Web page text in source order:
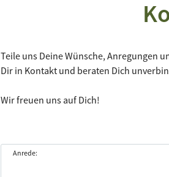
Teile uns Deine Wünsche, Anregungen
Dir in Kontakt und beraten Dich
Wir freuen uns auf Dich!
Anrede: